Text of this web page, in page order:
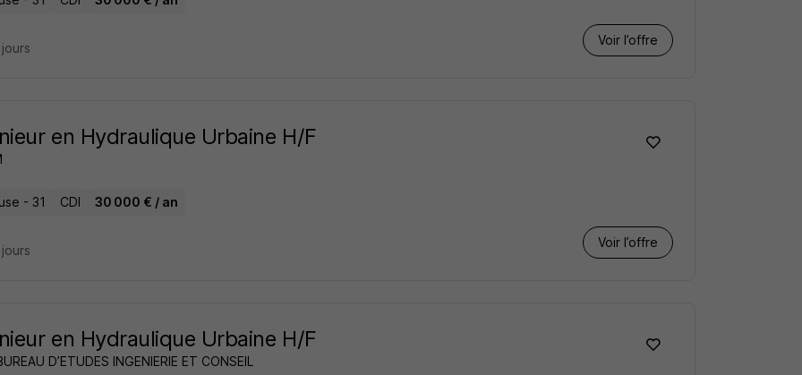
Voir l’offre
en Hydraulique Urbaine H/F
- 31 CDI 30 000 € / an
Voir l’offre
en Hydraulique Urbaine H/F
D’ETUDES INGENIERIE ET CONSEIL